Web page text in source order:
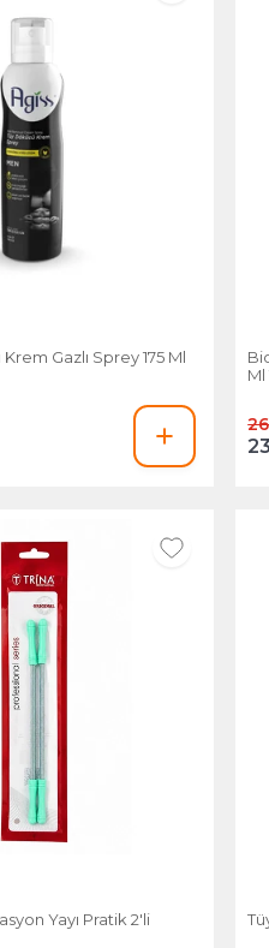
Gazlı Sprey 175 Ml
Ml
Yayı Pratik 2'li